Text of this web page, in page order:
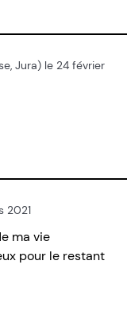
Jura) le 24 février
2021
ma vie
pour le restant